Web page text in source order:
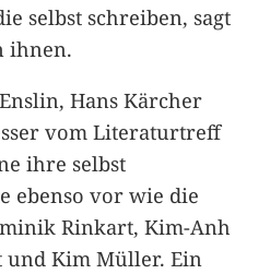
selbst schreiben, sagt
ihnen.
Hans Kärcher
vom Literaturtreff
ihre selbst
ebenso vor wie die
Rinkart, Kim-Anh
und Kim Müller. Ein